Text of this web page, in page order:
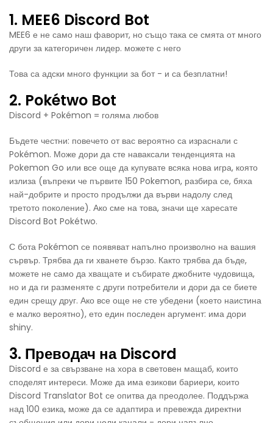
1. MEE6 Discord Bot
MEE6 е не само наш фаворит, но също така се смята от много
други за категоричен лидер. можете с него
Това са адски много функции за бот - и са безплатни!
2. Pokétwo Bot
Discord + Pokémon = голяма любов
Бъдете честни: повечето от вас вероятно са израснали с
Pokémon. Може дори да сте наваксали тенденцията на
Pokemon Go или все още да купувате всяка нова игра, която
излиза (въпреки че първите 150 Pokemon, разбира се, бяха
най-добрите и просто продължи да върви надолу след
третото поколение). Ако сме на това, значи ще харесате
Discord Bot Pokétwo.
С бота Pokémon се появяват напълно произволно на вашия
сървър. Трябва да ги хванете бързо. Както трябва да бъде,
можете не само да хващате и събирате джобните чудовища,
но и да ги разменяте с други потребители и дори да се биете
един срещу друг. Ако все още не сте убедени (което наистина
е малко вероятно), ето един последен аргумент: има дори
shiny.
3. Преводач на Discord
Discord е за свързване на хора в световен мащаб, които
споделят интереси. Може да има езикови бариери, които
Discord Translator Bot се опитва да преодолее. Поддържа
над 100 езика, може да се адаптира и превежда директни